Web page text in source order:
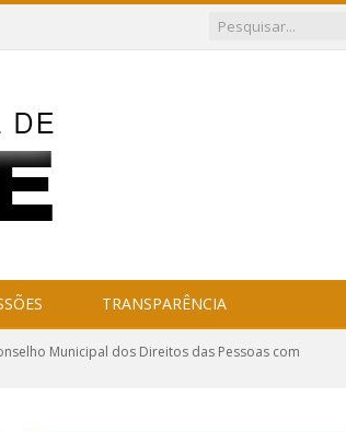
TRANSPARÊNCIA
Municipal dos Direitos das Pessoas com